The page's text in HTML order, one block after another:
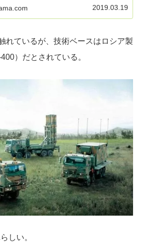
2019.03.19
れているが、技術ベースはロシア製
）だとされている。
しい。